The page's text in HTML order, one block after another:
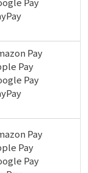
Pay
Pay
Pay
Pay
Pay
Pay